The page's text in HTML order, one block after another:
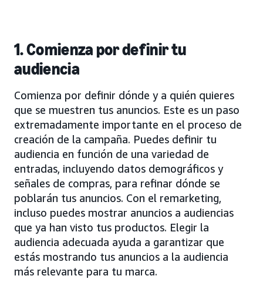
1. Comienza por definir tu
audiencia
Comienza por definir dónde y a quién quieres
que se muestren tus anuncios. Este es un paso
extremadamente importante en el proceso de
creación de la campaña. Puedes definir tu
audiencia en función de una variedad de
entradas, incluyendo datos demográficos y
señales de compras, para refinar dónde se
poblarán tus anuncios. Con el remarketing,
incluso puedes mostrar anuncios a audiencias
que ya han visto tus productos. Elegir la
audiencia adecuada ayuda a garantizar que
estás mostrando tus anuncios a la audiencia
más relevante para tu marca.